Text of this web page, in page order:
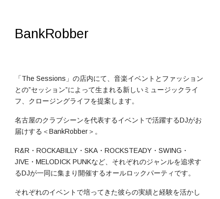
BankRobber
「The Sessions」の店内にて、音楽イベントとファッション
との”セッション”によって生まれる新しいミュージックライ
フ、クロージングライフを提案します。
名古屋のクラブシーンを代表するイベントで活躍するDJがお
届けする＜BankRobber＞。
R&R・ROCKABILLY・SKA・ROCKSTEADY・SWING・
JIVE・MELODICK PUNKなど、それぞれのジャンルを追求す
るDJが一同に集まり開催するオールロックパーティです。
それぞれのイベントで培ってきた彼らの実績と経験を活かし